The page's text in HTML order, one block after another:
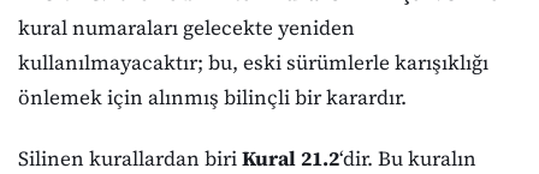
kural numaraları gelecekte yeniden
kullanılmayacaktır; bu, eski sürümlerle karışıklığı
önlemek için alınmış bilinçli bir karardır.
Silinen kurallardan biriKural 21.2‘dir. Bu kuralın